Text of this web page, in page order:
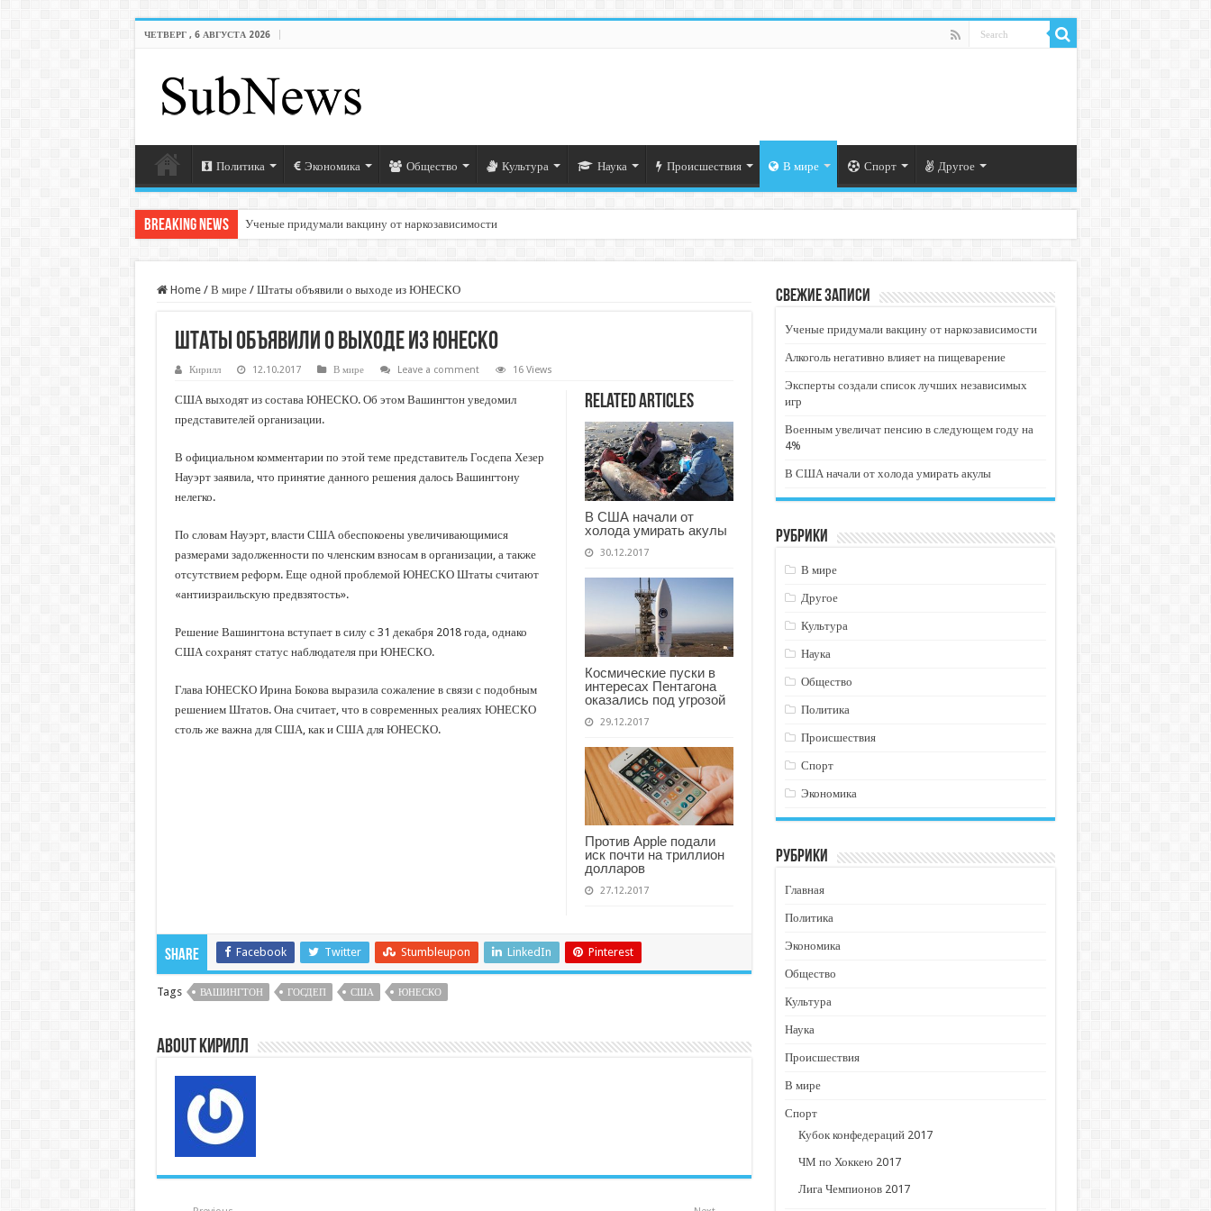
ЧЕТВЕРГ , 6 АВГУСТА 2026
Политика Экономика Общество Культура Наука Происшествия В мире Спорт Другое
Breaking News Ученые придумали вакцину от наркозависимости
Home / В мире / Штаты объявили о выходе из ЮНЕСКО
Штаты объявили о выходе из ЮНЕСКО
Кирилл 12.10.2017 В мире Leave a comment 16 Views
Related Articles
В США начали от
холода умирать акулы
30.12.2017
Космические пуски в
интересах Пентагона
оказались под угрозой
29.12.2017
Против Apple подали
иск почти на триллион
долларов
27.12.2017
США выходят из состава ЮНЕСКО. Об этом Вашингтон уведомил
представителей организации.
В официальном комментарии по этой теме представитель Госдепа Хезер
Науэрт заявила, что принятие данного решения далось Вашингтону
нелегко.
По словам Науэрт, власти США обеспокоены увеличивающимися
размерами задолженности по членским взносам в организации, а также
отсутствием реформ. Еще одной проблемой ЮНЕСКО Штаты считают
«антиизраильскую предвзятость».
Решение Вашингтона вступает в силу с 31 декабря 2018 года, однако
США сохранят статус наблюдателя при ЮНЕСКО.
Глава ЮНЕСКО Ирина Бокова выразила сожаление в связи с подобным
решением Штатов. Она считает, что в современных реалиях ЮНЕСКО
столь же важна для США, как и США для ЮНЕСКО.
Share Facebook Twitter Stumbleupon LinkedIn Pinterest
Tags ВАШИНГТОН ГОСДЕП США ЮНЕСКО
About Кирилл
Свежие записи
Ученые придумали вакцину от наркозависимости
Алкоголь негативно влияет на пищеварение
Эксперты создали список лучших независимых
игр
Военным увеличат пенсию в следующем году на
4%
В США начали от холода умирать акулы
Рубрики
В мире
Другое
Культура
Наука
Общество
Политика
Происшествия
Спорт
Экономика
Рубрики
Главная
Политика
Экономика
Общество
Культура
Наука
Происшествия
В мире
Спорт
Кубок конфедераций 2017
ЧМ по Хоккею 2017
Лига Чемпионов 2017